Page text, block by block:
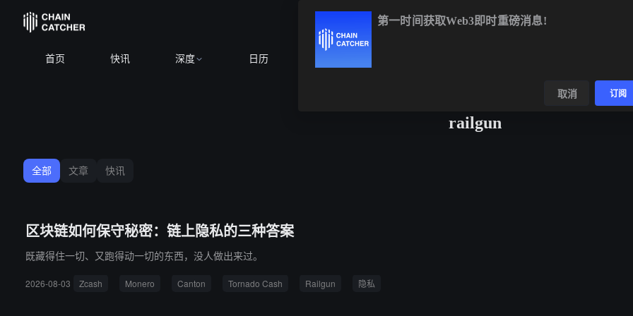
首页 快讯 深度 日历
railgun
全部 文章 快讯
区块链如何保守秘密：链上隐私的三种答案
既藏得住一切、又跑得动一切的东西，没人做出来过。
2026-08-03 Zcash Monero Canton Tornado Cash Railgun 隐私
第一时间获取Web3即时重磅消息!
取消 订阅